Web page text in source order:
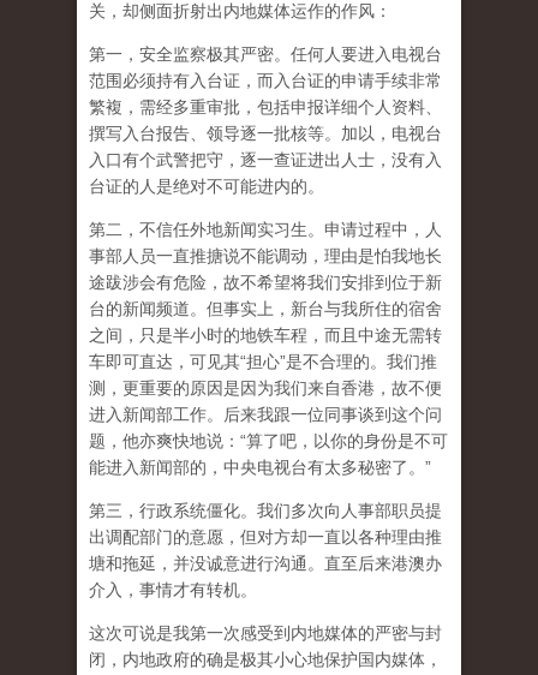
关，却侧面折射出内地媒体运作的作风：
第一，安全监察极其严密。任何人要进入电视台
范围必须持有入台证，而入台证的申请手续非常
繁複，需经多重审批，包括申报详细个人资料、
撰写入台报告、领导逐一批核等。加以，电视台
入口有个武警把守，逐一查证进出人士，没有入
台证的人是绝对不可能进内的。
第二，不信任外地新闻实习生。申请过程中，人
事部人员一直推搪说不能调动，理由是怕我地长
途跋涉会有危险，故不希望将我们安排到位于新
台的新闻频道。但事实上，新台与我所住的宿舍
之间，只是半小时的地铁车程，而且中途无需转
车即可直达，可见其“担心”是不合理的。我们推
测，更重要的原因是因为我们来自香港，故不便
进入新闻部工作。后来我跟一位同事谈到这个问
题，他亦爽快地说：“算了吧，以你的身份是不可
能进入新闻部的，中央电视台有太多秘密了。”
第三，行政系统僵化。我们多次向人事部职员提
出调配部门的意愿，但对方却一直以各种理由推
塘和拖延，并没诚意进行沟通。直至后来港澳办
介入，事情才有转机。
这次可说是我第一次感受到内地媒体的严密与封
闭，内地政府的确是极其小心地保护国内媒体，